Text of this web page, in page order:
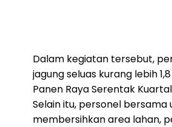
Dalam kegiatan tersebut,
jagung seluas kurang lebih
Panen Raya Serentak
Selain itu, personel
membersihkan area lahan,